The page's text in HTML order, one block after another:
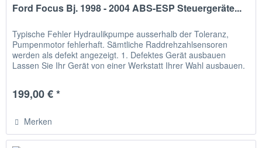
Ford Focus Bj. 1998 - 2004 ABS-ESP Steuergeräte...
Typische Fehler Hydraulikpumpe ausserhalb der Toleranz,
Pumpenmotor fehlerhaft. Sämtliche Raddrehzahlsensoren
werden als defekt angezeigt. 1. Defektes Gerät ausbauen
Lassen Sie Ihr Gerät von einer Werkstatt Ihrer Wahl ausbauen.
199,00 € *
Merken